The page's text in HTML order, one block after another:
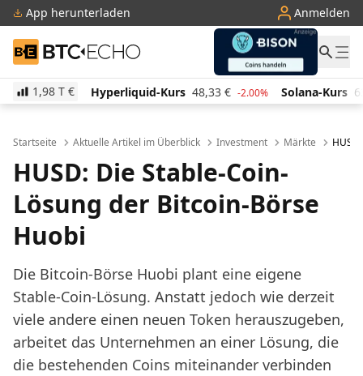
App herunterladen Anmelden
BTC-ECHO
1,98 T €
Hyperliquid-Kurs 48,33 € -2.00% Solana-Kurs 63,02 € -
Startseite Aktuelle Artikel im Überblick Investment Märkte
HUSD: Die Stable-Coin-
Lösung der Bitcoin-Börse
Huobi
Die Bitcoin-Börse Huobi plant eine eigene
Stable-Coin-Lösung. Anstatt jedoch wie derzeit
viele andere einen neuen Token herauszugeben,
arbeitet das Unternehmen an einer Lösung, die
die bestehenden Coins miteinander verbinden